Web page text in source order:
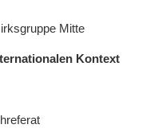
Mitte
Kontext